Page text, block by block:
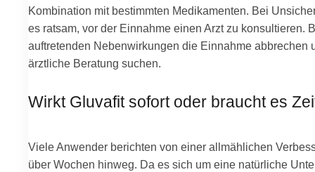
Kombination mit bestimmten Medikamenten. Bei
es ratsam, vor der Einnahme einen Arzt zu konsultieren.
auftretenden Nebenwirkungen die Einnahme abbrechen
ärztliche Beratung suchen.
Wirkt Gluvafit sofort oder braucht es
Viele Anwender berichten von einer allmählichen
über Wochen hinweg. Da es sich um eine natürliche